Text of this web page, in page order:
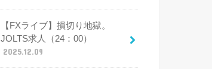
【FXライブ】損切り地獄。
JOLTS求人（24：00）
2025.12.09